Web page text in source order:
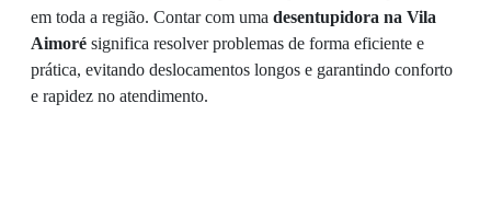
em toda a região. Contar com uma desentupidora na Vila
Aimoré significa resolver problemas de forma eficiente e
prática, evitando deslocamentos longos e garantindo conforto
e rapidez no atendimento.